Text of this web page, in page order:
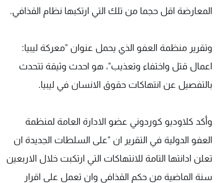
المعارضة اقل حجما من تلك التي ارتكبها نظام القذافي.
وتقرير منظمة العفو الذي يحمل عنوان "معركة ليبيا:
اعمال قتل واختفاء وتعذيب"، هو احدث وثيقة تتحدث
بالتفصيل عن انتهاكات حقوق الانسان في ليبيا.
وأكد كلاوديو كوردوني عضو الادارة العامة لمنظمة
العفو الدولية في التقرير ان "على السلطات الجديدة ان
تعلن ادانتها التامة للانتهاكات التي ارتكبت خلال الاربعين
سنة الماضية من حكم القذافي وان تعمل على اقرار